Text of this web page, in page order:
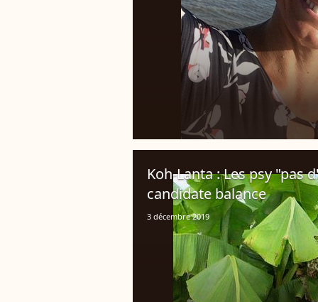
Koh-Lanta : Les psy "pas
candidate balance
3 décembre 2019